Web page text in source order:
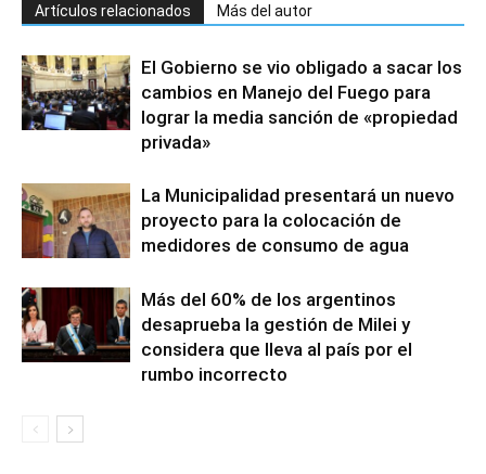
Artículos relacionados Más del autor
El Gobierno se vio obligado a sacar los
cambios en Manejo del Fuego para
lograr la media sanción de «propiedad
privada»
La Municipalidad presentará un nuevo
proyecto para la colocación de
medidores de consumo de agua
Más del 60% de los argentinos
desaprueba la gestión de Milei y
considera que lleva al país por el
rumbo incorrecto